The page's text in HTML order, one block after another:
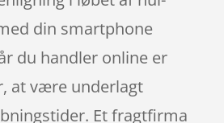
din smartphone
du handler online er
at være underlagt
Et fragtfirma